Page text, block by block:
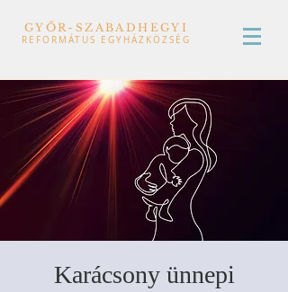
GYŐR-SZABADHEGYI
REFORMÁTUS EGYHÁZKÖZSÉG
Karácsony ünnepi